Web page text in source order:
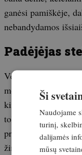
ganėsi pamiškėje,
nebandydamos
Padėjėjas
Vėliau, medžioklei
medžioklės plotus ir
kirtimus, laukymes.
tolimačio. Šiuo
prietaiso svorio ir
žinomose vietose
Ši
Naudojame
turinį,
dalijamės
mūsų